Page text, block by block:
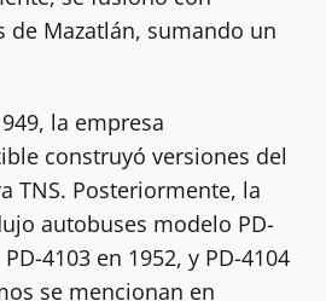
de Mazatlán, sumando un
la empresa
construyó versiones del
TNS. Posteriormente, la
autobuses modelo PD-
4103 en 1952, y PD-4104
se mencionan en